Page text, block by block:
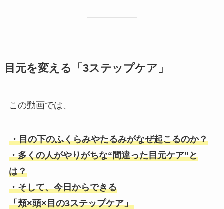
目元を変える「3ステップケア」
この動画では、
・目の下のふくらみやたるみがなぜ起こるのか？
・多くの人がやりがちな“間違った目元ケア”と
は？
・そして、今日からできる
「頬×頭×目の3ステップケア」